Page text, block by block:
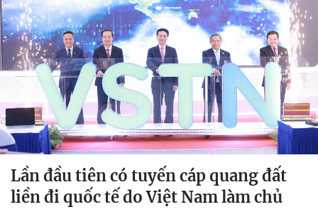
Lần đầu tiên có tuyến cáp quang đất
liền đi quốc tế do Việt Nam làm chủ